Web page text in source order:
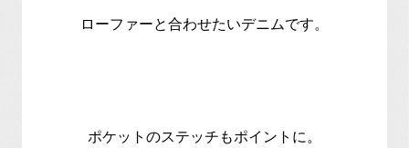
ローファーと合わせたいデニムです。
ポケットのステッチもポイントに。